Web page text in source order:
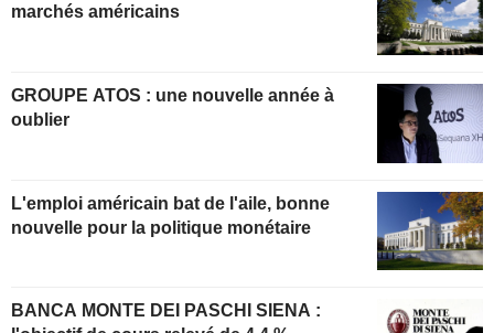
marchés américains
GROUPE ATOS : une nouvelle année à
oublier
L'emploi américain bat de l'aile, bonne
nouvelle pour la politique monétaire
BANCA MONTE DEI PASCHI SIENA :